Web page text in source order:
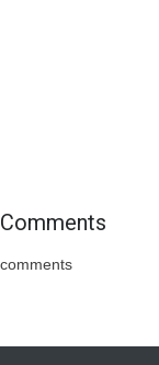
Comments
comments